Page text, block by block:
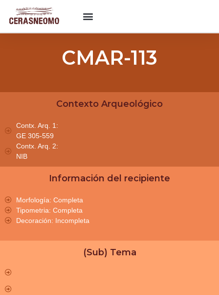
CMAR-113
Contexto Arqueológico
Contx. Arq. 1:
GE 305-559
Contx. Arq. 2:
NIB
Información del recipiente
Morfología: Completa
Tipometria: Completa
Decoración: Incompleta
(Sub) Tema